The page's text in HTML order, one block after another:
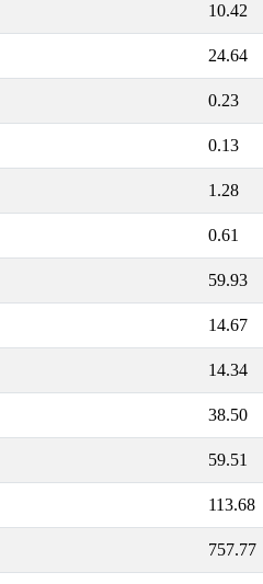
10.42
24.64
0.23
0.13
1.28
0.61
59.93
14.67
14.34
38.50
59.51
113.68
757.77